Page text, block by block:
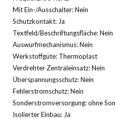
Mit Ein-/Ausschalter: Nein
Schutzkontakt: Ja
Textfeld/Beschriftungsfläche: Nein
Auswurfmechanismus: Nein
Werkstoffgüte: Thermoplast
Verdrehter Zentraleinsatz: Nein
Überspannungsschutz: Nein
Fehlerstromschutz: Nein
Sonderstromversorgung: ohne
Isolierter Einbau: Ja